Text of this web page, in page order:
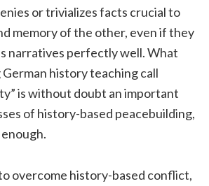
or trivializes facts crucial to
memory of the other, even if they
narratives perfectly well. What
history teaching call
is without doubt an important
of history-based peacebuilding,
overcome history-based conflict,